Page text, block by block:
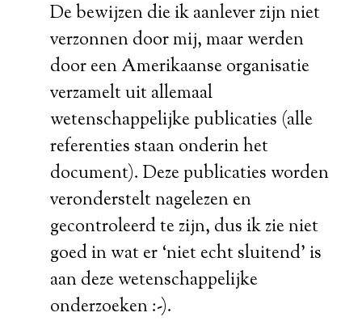
De bewijzen die ik aanlever zijn niet
verzonnen door mij, maar werden
door een Amerikaanse organisatie
verzamelt uit allemaal
wetenschappelijke publicaties (alle
referenties staan onderin het
document). Deze publicaties worden
veronderstelt nagelezen en
gecontroleerd te zijn, dus ik zie niet
goed in wat er ‘niet echt sluitend’ is
aan deze wetenschappelijke
onderzoeken :-).